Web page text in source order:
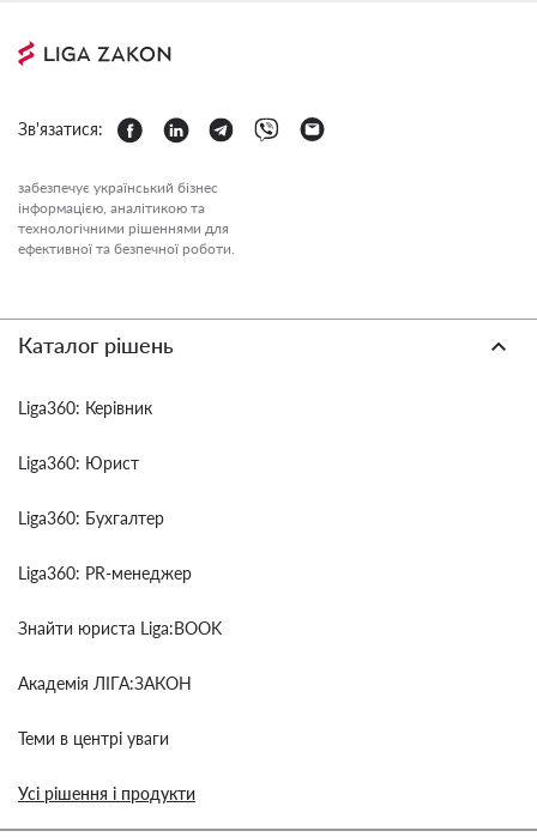
Зв'язатися:
забезпечує український бізнес
інформацією, аналітикою та
технологічними рішеннями для
ефективної та безпечної роботи.
Каталог рішень
Liga360: Керівник
Liga360: Юрист
Liga360: Бухгалтер
Liga360: PR-менеджер
Знайти юриста Liga:BOOK
Академія ЛІГА:ЗАКОН
Теми в центрі уваги
Усі рішення і продукти